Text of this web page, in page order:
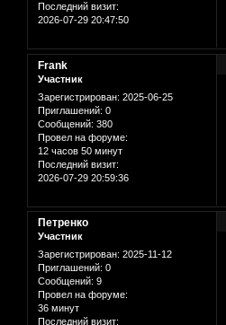
Последний визит:
2026-07-29 20:47:50
Frank
Участник
Зарегистрирован: 2025-06-25
Приглашений: 0
Сообщений: 380
Провел на форуме:
12 часов 50 минут
Последний визит:
2026-07-29 20:59:36
Петренко
Участник
Зарегистрирован: 2025-11-12
Приглашений: 0
Сообщений: 9
Провел на форуме:
36 минут
Последний визит: